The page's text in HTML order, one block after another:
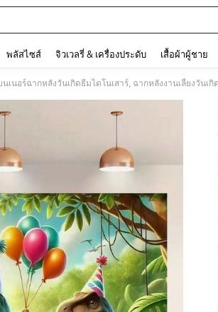
พลัสไซส์ จิวเวลรี่ & เครื่องประดับ เสื้อผ้าผู้ชาย